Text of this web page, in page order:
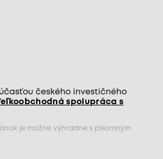
českého investičného
spolupráca s
je možné výhradne s písomným